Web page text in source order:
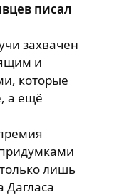
писал
захвачен
и
которые
а ещё
лишь
Дагласа